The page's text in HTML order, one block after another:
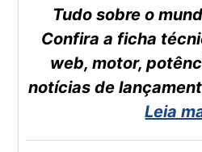
Tudo sobre o
Confira a ficha
web, motor,
notícias de
Leia